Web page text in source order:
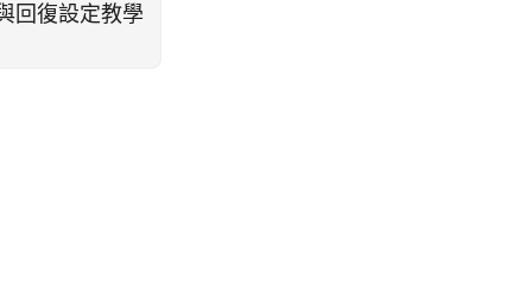
回復設定教學